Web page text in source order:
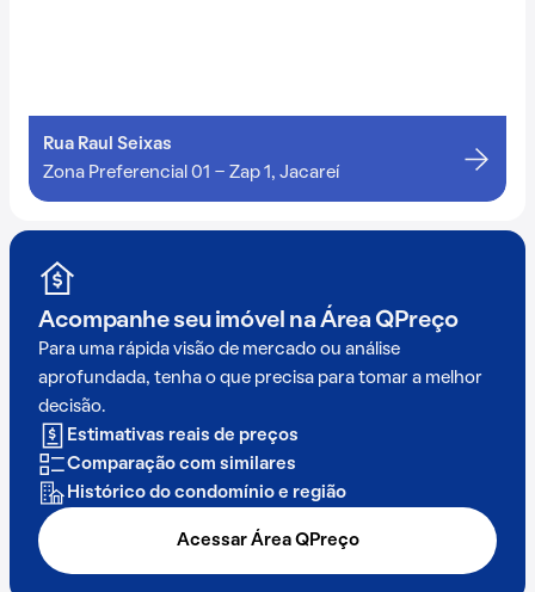
Rua Raul Seixas
Zona Preferencial 01 - Zap 1, Jacareí
Acompanhe seu imóvel na Área QPreço
Para uma rápida visão de mercado ou análise
aprofundada, tenha o que precisa para tomar a melhor
decisão.
Estimativas reais de preços
Comparação com similares
Histórico do condomínio e região
Acessar Área QPreço